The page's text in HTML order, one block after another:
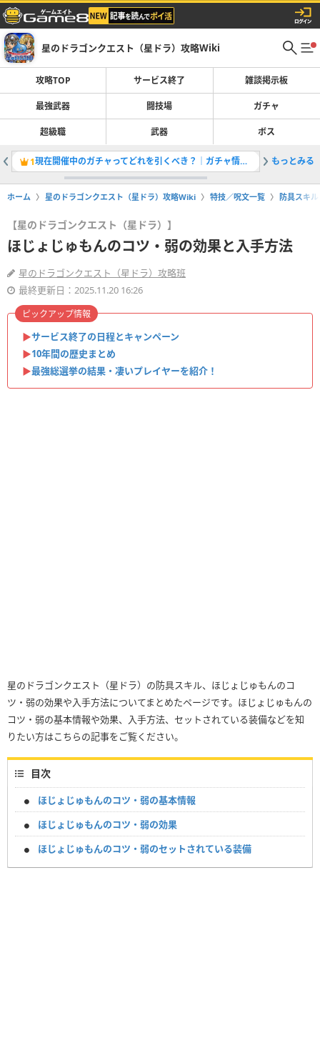
星のドラゴンクエスト（星ドラ）攻略Wiki
攻略TOP サービス終了 雑談掲示板
最強武器 闘技場 ガチャ
超級職 武器 ボス
1 現在開催中のガチャってどれを引くべき？｜ガチャ情報一覧 2獲得経
もっとみる
ホーム 星のドラゴンクエスト（星ドラ）攻略Wiki 特技／呪文一覧 防具スキル
【星のドラゴンクエスト（星ドラ）】
ほじょじゅもんのコツ・弱の効果と入手方法
星のドラゴンクエスト（星ドラ）攻略班
最終更新日：2025.11.20 16:26
▶︎サービス終了の日程とキャンペーン
▶︎10年間の歴史まとめ
▶︎最強総選挙の結果・凄いプレイヤーを紹介！
ピックアップ情報
星のドラゴンクエスト（星ドラ）の防具スキル、ほじょじゅもんのコ
ツ・弱の効果や入手方法についてまとめたページです。ほじょじゅもんの
コツ・弱の基本情報や効果、入手方法、セットされている装備などを知
りたい方はこちらの記事をご覧ください。
目次
ほじょじゅもんのコツ・弱の基本情報
ほじょじゅもんのコツ・弱の効果
ほじょじゅもんのコツ・弱のセットされている装備